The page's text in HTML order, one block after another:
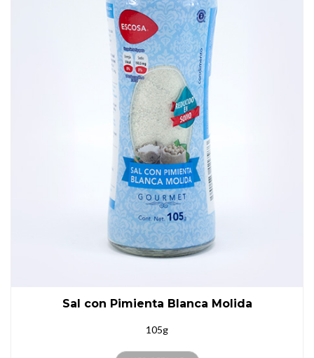
Sal con Pimienta Blanca Molida
105g